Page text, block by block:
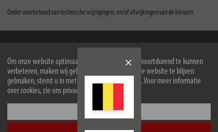
Om onze website optimaal voor u in te richten en voortdurend te kunnen
verbeteren, maken wij gebruik van cookies. Door de website te blijven
gebruiken, stemt u in met het gebruik van cookies. Voor meer informatie
over cookies, zie ons privacybeleid.
Configureer
Onder voorbehoud van technische wijzigingen, en/of afwijkingen van de kleuren
Hugo Brennenstuhl GmbH & Co Kommanditgesellschaft
Seestraße 1-3
72074Tübingen
FacebookInstagramYoutubeLinkedin